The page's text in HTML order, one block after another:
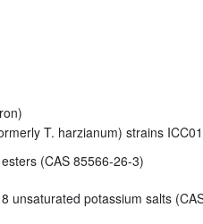
T. harzianum) strains
(CAS 85566-26-3)
unsaturated potassium salts